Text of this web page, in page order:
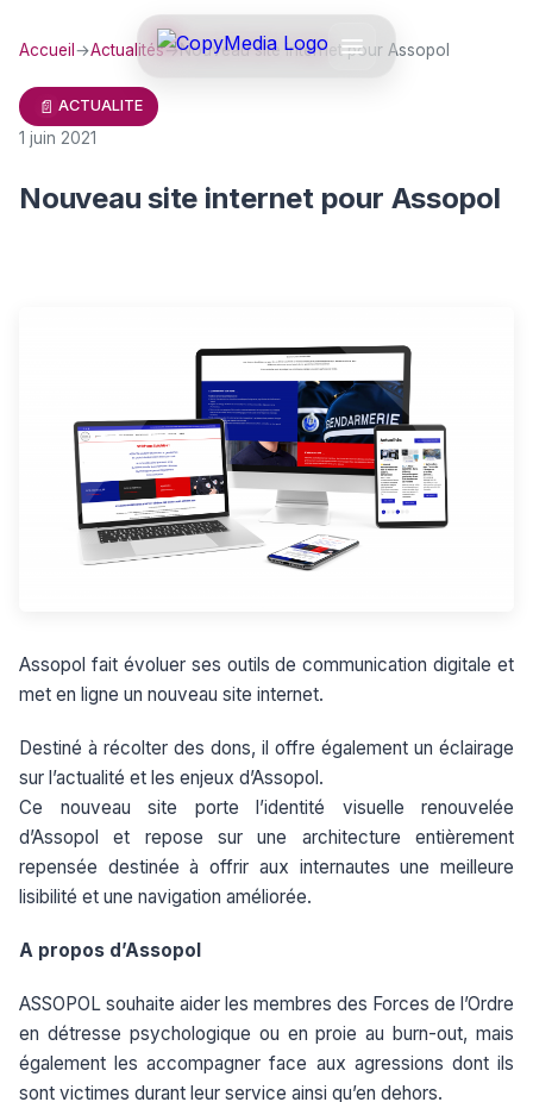
Accueil →Actualités→Nouveau site internet pour Assopol
📄 ACTUALITE
1 juin 2021
Nouveau site internet pour Assopol
Assopol fait évoluer ses outils de communication digitale et
met en ligne un nouveau site internet.
Destiné à récolter des dons, il offre également un éclairage
sur l’actualité et les enjeux d’Assopol.
Ce nouveau site porte l’identité visuelle renouvelée
d’Assopol et repose sur une architecture entièrement
repensée destinée à offrir aux internautes une meilleure
lisibilité et une navigation améliorée.
A propos d’Assopol
ASSOPOL souhaite aider les membres des Forces de l’Ordre
en détresse psychologique ou en proie au burn-out, mais
également les accompagner face aux agressions dont ils
sont victimes durant leur service ainsi qu’en dehors.